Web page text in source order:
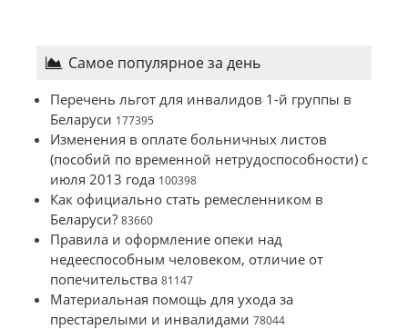
Самое популярное за день
Перечень льгот для инвалидов 1-й группы в
Беларуси 177395
Изменения в оплате больничных листов
(пособий по временной нетрудоспособности) с
июля 2013 года 100398
Как официально стать ремесленником в
Беларуси? 83660
Правила и оформление опеки над
недееспособным человеком, отличие от
попечительства 81147
Материальная помощь для ухода за
престарелыми и инвалидами 78044